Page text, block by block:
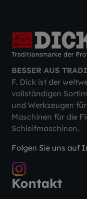
BESSER AUS
F. Dick ist der
vollständigen
und Werkzeugen
Maschinen für die
Schleifmaschinen.
Folgen Sie uns auf
Kontakt